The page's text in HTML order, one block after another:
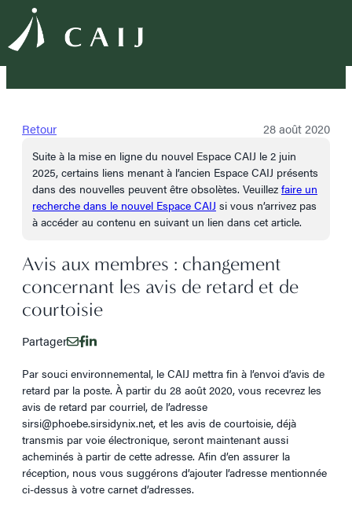
Retour 28 août 2020
Suite à la mise en ligne du nouvel Espace CAIJ le 2 juin
2025, certains liens menant à l’ancien Espace CAIJ présents
dans des nouvelles peuvent être obsolètes. Veuillez faire un
recherche dans le nouvel Espace CAIJ si vous n’arrivez pas
à accéder au contenu en suivant un lien dans cet article.
Avis aux membres : changement
concernant les avis de retard et de
courtoisie
Partager
Par souci environnemental, le CAIJ mettra fin à l’envoi d’avis de
retard par la poste. À partir du 28 août 2020, vous recevrez les
avis de retard par courriel, de l’adresse
sirsi@phoebe.sirsidynix.net, et les avis de courtoisie, déjà
transmis par voie électronique, seront maintenant aussi
acheminés à partir de cette adresse. Afin d’en assurer la
réception, nous vous suggérons d’ajouter l’adresse mentionnée
ci-dessus à votre carnet d’adresses.